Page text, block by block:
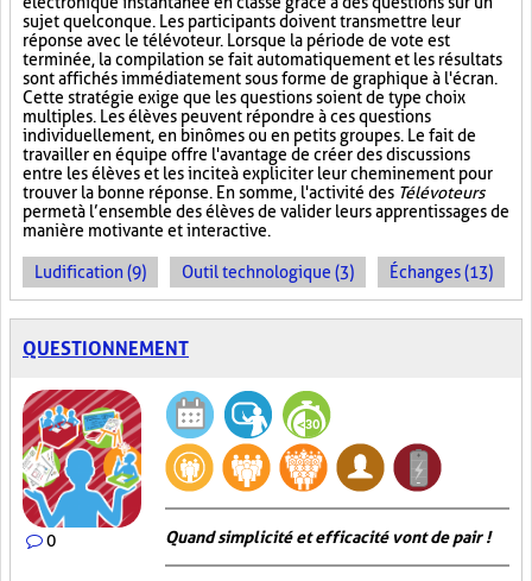
sujet quelconque. Les participants doivent transmettre leur
réponse avec le télévoteur. Lorsque la période de vote est
terminée, la compilation se fait automatiquement et les résultats
sont affichés immédiatement sous forme de graphique à l'écran.
Cette stratégie exige que les questions soient de type choix
multiples. Les élèves peuvent répondre à ces questions
individuellement, en binômes ou en petits groupes. Le fait de
travailler en équipe offre l'avantage de créer des discussions
entre les élèves et les incite à expliciter leur cheminement pour
trouver la bonne réponse. En somme, l'activité des Télévoteurs
permet à l’ensemble des élèves de valider leurs apprentissages de
manière motivante et interactive.
Ludification (9) Outil technologique (3) Échanges (13)
QUESTIONNEMENT
0 Quand simplicité et efficacité vont de pair !